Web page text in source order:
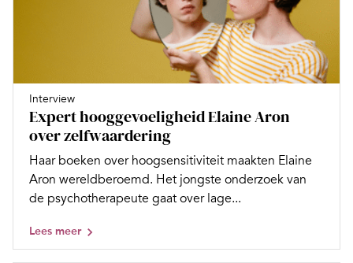
Interview
Expert hooggevoeligheid Elaine Aron
over zelfwaardering
Haar boeken over hoogsensitiviteit maakten Elaine
Aron wereldberoemd. Het jongste onderzoek van
de psychotherapeute gaat over lage...
Lees meer